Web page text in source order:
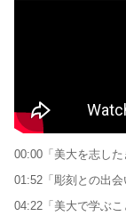
00:00「美大を志した
01:52「彫刻との出会
04:22「美大で学ぶこ